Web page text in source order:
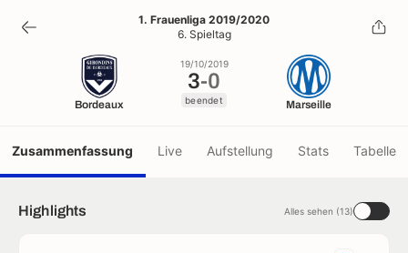
3-0
beendet
1. Frauenliga 2019/2020
6. Spieltag
Bordeaux
19/10/2019
3-0
beendet Marseille
Zusammenfassung Live Aufstellung Stats Tabelle
Highlights Alles sehen (13)